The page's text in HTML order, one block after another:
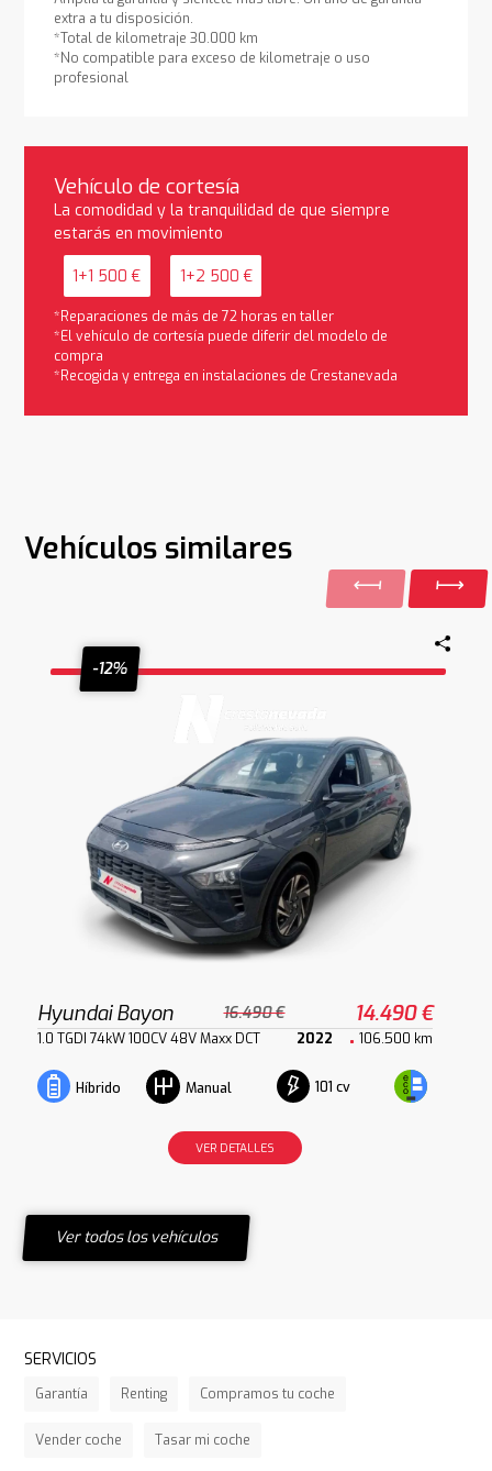
extra a tu disposición.
*Total de kilometraje 30.000 km
*No compatible para exceso de kilometraje o uso
profesional
Vehículo de cortesía
La comodidad y la tranquilidad de que siempre
estarás en movimiento
1+1 500 € 1+2 500 €
*Reparaciones de más de 72 horas en taller
*El vehículo de cortesía puede diferir del modelo de
compra
*Recogida y entrega en instalaciones de Crestanevada
Vehículos similares
-12%
Hyundai Bayon 16.490 € 14.490 €
1.0 TGDI 74kW 100CV 48V Maxx DCT 2022 106.500 km
Híbrido Manual 101 cv
VER DETALLES
Ver todos los vehículos
SERVICIOS
Garantía Renting Compramos tu coche
Vender coche Tasar mi coche